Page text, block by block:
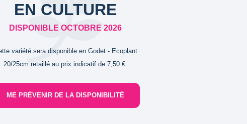
EN CULTURE
DISPONIBLE OCTOBRE 2026
variété sera disponible en Godet - Ecoplant
20/25cm retaillé au prix indicatif de 7,50 €.
ME PRÉVENIR DE LA DISPONIBILITÉ